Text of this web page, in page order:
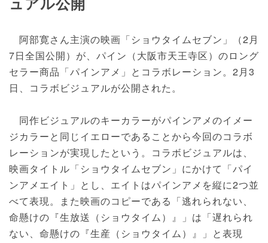
阿部寛さん主演の映画「ショウタイムセブン」（2月
7日全国公開）が、パイン（大阪市天王寺区）のロング
セラー商品「パインアメ」とコラボレーション。2月3
日、コラボビジュアルが公開された。
同作ビジュアルのキーカラーがパインアメのイメー
ジカラーと同じイエローであることから今回のコラボ
レーションが実現したという。コラボビジュアルは、
映画タイトル「ショウタイムセブン」にかけて「パイ
ンアメエイト」とし、エイトはパインアメを縦に2つ並
べて表現。また映画のコピーである「逃れられない、
命懸けの『生放送（ショウタイム）』」は「遅れられ
ない、命懸けの『生産（ショウタイム）』」と表現